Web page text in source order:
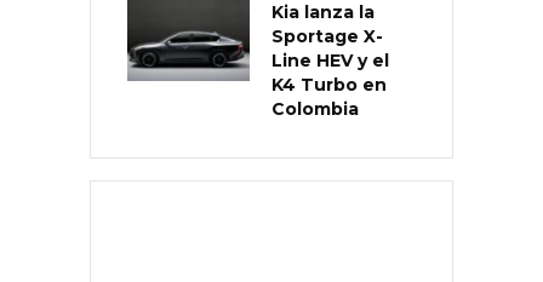
Kia lanza la
Sportage X-
Line HEV y el
K4 Turbo en
Colombia